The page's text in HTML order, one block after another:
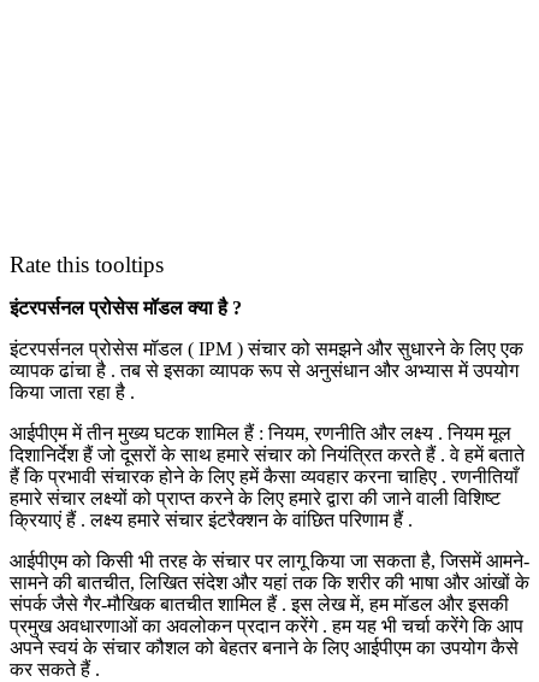
Rate this tooltips
इंटरपर्सनल प्रोसेस मॉडल क्या है ?
इंटरपर्सनल प्रोसेस मॉडल ( IPM ) संचार को समझने और सुधारने के लिए एक
व्यापक ढांचा है . तब से इसका व्यापक रूप से अनुसंधान और अभ्यास में उपयोग
किया जाता रहा है .
आईपीएम में तीन मुख्य घटक शामिल हैं : नियम, रणनीति और लक्ष्य . नियम मूल
दिशानिर्देश हैं जो दूसरों के साथ हमारे संचार को नियंत्रित करते हैं . वे हमें बताते
हैं कि प्रभावी संचारक होने के लिए हमें कैसा व्यवहार करना चाहिए . रणनीतियाँ
हमारे संचार लक्ष्यों को प्राप्त करने के लिए हमारे द्वारा की जाने वाली विशिष्ट
क्रियाएं हैं . लक्ष्य हमारे संचार इंटरैक्शन के वांछित परिणाम हैं .
आईपीएम को किसी भी तरह के संचार पर लागू किया जा सकता है, जिसमें आमने-
सामने की बातचीत, लिखित संदेश और यहां तक कि शरीर की भाषा और आंखों के
संपर्क जैसे गैर-मौखिक बातचीत शामिल हैं . इस लेख में, हम मॉडल और इसकी
प्रमुख अवधारणाओं का अवलोकन प्रदान करेंगे . हम यह भी चर्चा करेंगे कि आप
अपने स्वयं के संचार कौशल को बेहतर बनाने के लिए आईपीएम का उपयोग कैसे
कर सकते हैं .